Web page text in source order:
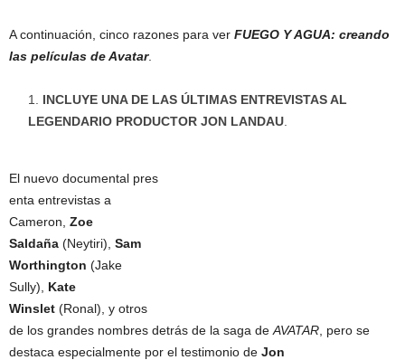
A continuación, cinco razones para ver FUEGO Y AGUA: creando
las películas de Avatar.
INCLUYE UNA DE LAS ÚLTIMAS ENTREVISTAS AL
LEGENDARIO PRODUCTOR JON LANDAU
El nuevo documental pres
enta entrevistas a
Cameron, Zoe
Saldaña (Neytiri), Sam
Worthington (Jake
Sully), Kate
Winslet (Ronal), y otros
de los grandes nombres detrás de la saga de AVATAR , pero se
destaca especialmente por el testimonio de Jon